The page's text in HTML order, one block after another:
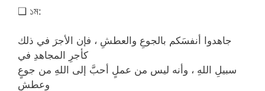
❑ ১ম:
جاهدوا أنفسَكم بالجوعِ والعطشِ ، فإن الأجرَ في ذلك
كأجرِ المجاهدِ في
سبيلِ اللهِ ، وأنه ليس من عملٍ أحبَّ إلى اللهِ من جوعٍ
وعطشٍ